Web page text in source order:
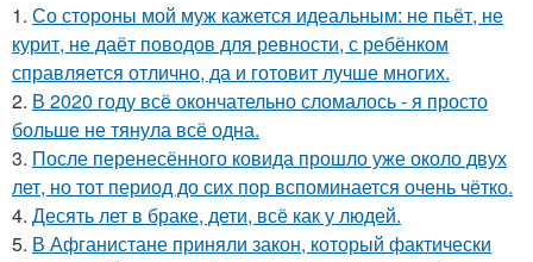
1. Со стороны мой муж кажется идеальным: не пьёт, не
курит, не даёт поводов для ревности, с ребёнком
справляется отлично, да и готовит лучше многих.
2. В 2020 году всё окончательно сломалось - я просто
больше не тянула всё одна.
3. После перенесённого ковида прошло уже около двух
лет, но тот период до сих пор вспоминается очень чётко.
4. Десять лет в браке, дети, всё как у людей.
5. В Афганистане приняли закон, который фактически